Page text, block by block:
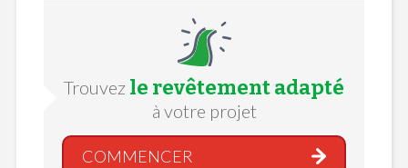
Trouvez le revêtement adapté
à votre projet
COMMENCER